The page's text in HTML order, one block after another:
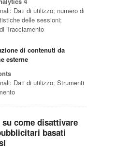
Dati di utilizzo; numero di
delle sessioni;
Tracciamento
di contenuti da
esterne
Dati di utilizzo; Strumenti
come disattivare
basati